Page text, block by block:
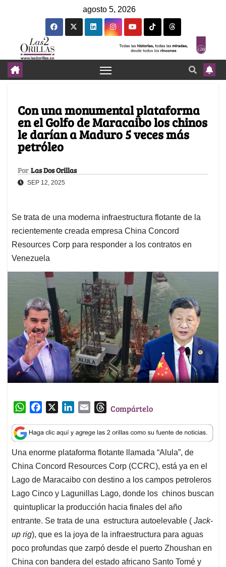
agosto 5, 2026
Con una monumental plataforma
en el Golfo de Maracaibo los chinos
le darían a Maduro 5 veces más
petróleo
Por Las Dos Orillas
SEP 12, 2025
Se trata de una moderna infraestructura flotante de la
recientemente creada empresa China Concord
Resources Corp para responder a los contratos en
Venezuela
W
a
t
s
A
p
p
c
e
b
o
o
k
n
k
e
d
I
n
a
i
l
T
r
e
a
d
s
Compártelo
Una enorme plataforma flotante llamada “Alula”, de
China Concord Resources Corp (CCRC), está ya en el
Lago de Maracaibo con destino a los campos petroleros
Lago Cinco y Lagunillas Lago, donde los chinos buscan
quintuplicar la producción hacia finales del año
entrante. Se trata de una estructura autoelevable ( Jack-
up rig), que es la joya de la infraestructura para aguas
poco profundas que zarpó desde el puerto Zhoushan en
China con bandera del estado africano Santo Tomé y